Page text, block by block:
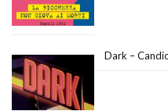
Dark –